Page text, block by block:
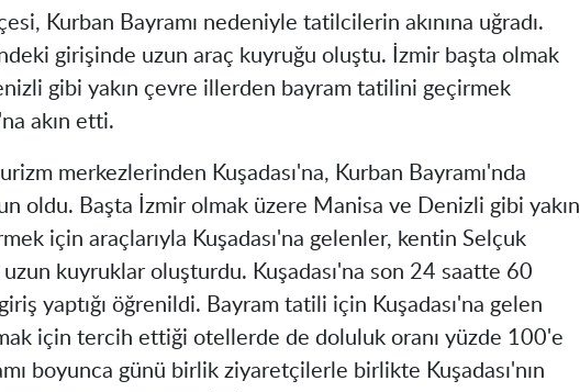
Kurban Bayramı nedeniyle tatilcilerin akınına uğradı.
girişinde uzun araç kuyruğu oluştu. İzmir başta olmak
gibi yakın çevre illerden bayram tatilini geçirmek
akın etti.
merkezlerinden Kuşadası'na, Kurban Bayramı'nda
oldu. Başta İzmir olmak üzere Manisa ve Denizli gibi yakın
için araçlarıyla Kuşadası'na gelenler, kentin Selçuk
kuyruklar oluşturdu. Kuşadası'na son 24 saatte 60
yaptığı öğrenildi. Bayram tatili için Kuşadası'na gelen
için tercih ettiği otellerde de doluluk oranı yüzde 100'e
boyunca günü birlik ziyaretçilerle birlikte Kuşadası'nın